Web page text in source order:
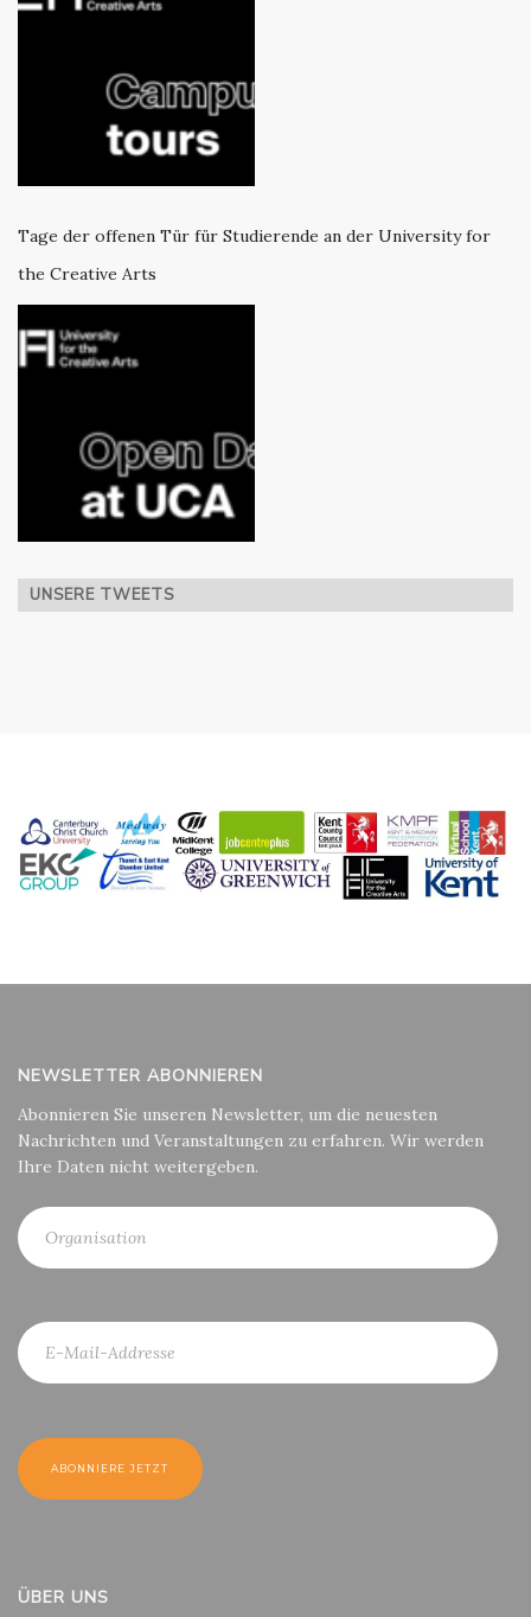
Tage der offenen Tür für Studierende an der University for
the Creative Arts
UNSERE TWEETS
NEWSLETTER ABONNIEREN
Abonnieren Sie unseren Newsletter, um die neuesten
Nachrichten und Veranstaltungen zu erfahren. Wir werden
Ihre Daten nicht weitergeben.
ÜBER UNS